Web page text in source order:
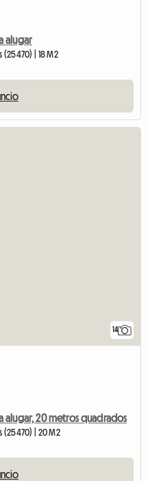
alugar
| 18 M2
14
20 metros quadrados
| 20 M2